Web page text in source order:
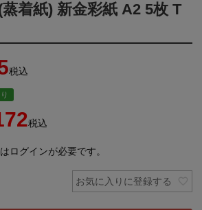
着紙) 新金彩紙 A2 5枚 T
税込
税込
ログインが必要です。
お気に入りに登録する